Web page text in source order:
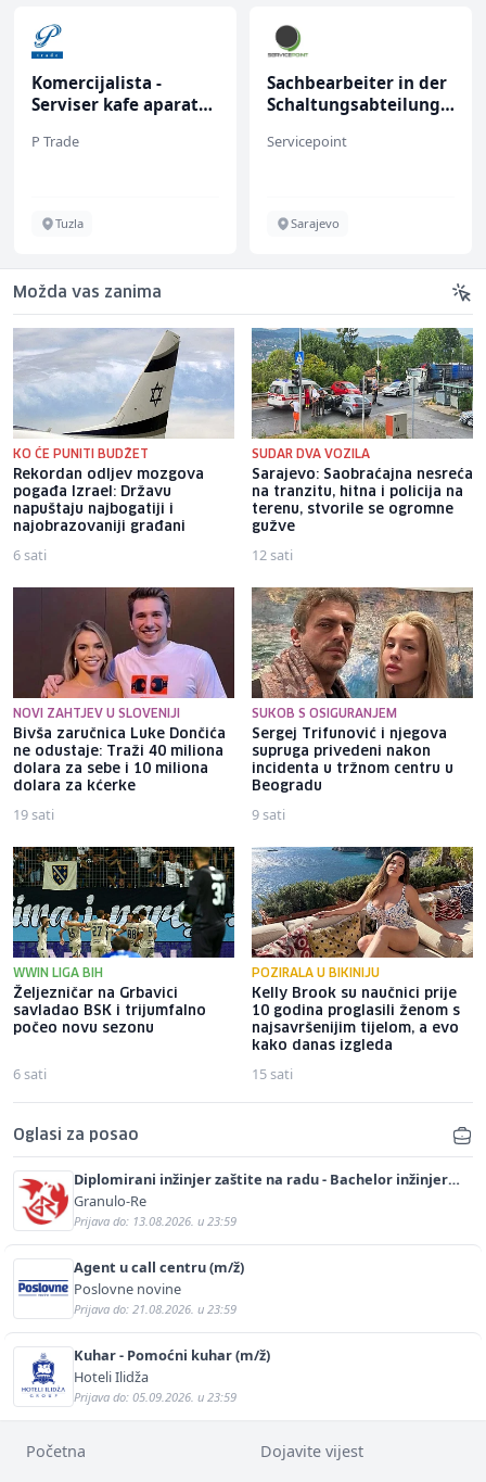
Komercijalista -
Serviser kafe aparata
P Trade
Tuzla
Sachbearbeiter in der
Schaltungsabteilung
Servicepoint
Sarajevo
Možda vas zanima
KO ĆE PUNITI BUDŽET
Rekordan odljev mozgova
pogađa Izrael: Državu
napuštaju najbogatiji i
najobrazovaniji građani
6 sati
SUDAR DVA VOZILA
Sarajevo: Saobraćajna nesreća
na tranzitu, hitna i policija na
terenu, stvorile se ogromne
gužve
12 sati
NOVI ZAHTJEV U SLOVENIJI
Bivša zaručnica Luke Dončića
ne odustaje: Traži 40 miliona
dolara za sebe i 10 miliona
dolara za kćerke
19 sati
SUKOB S OSIGURANJEM
Sergej Trifunović i njegova
supruga privedeni nakon
incidenta u tržnom centru u
Beogradu
9 sati
WWIN LIGA BIH
Željezničar na Grbavici
savladao BSK i trijumfalno
počeo novu sezonu
6 sati
POZIRALA U BIKINIJU
Kelly Brook su naučnici prije
10 godina proglasili ženom s
najsavršenijim tijelom, a evo
kako danas izgleda
15 sati
Oglasi za posao
Diplomirani inžinjer zaštite na radu - Bachelor inžinjer
sigurnosti i pomoći (m/ž)
Granulo-Re
Prijava do: 13.08.2026. u 23:59
Agent u call centru (m/ž)
Poslovne novine
Prijava do: 21.08.2026. u 23:59
Kuhar - Pomoćni kuhar (m/ž)
Hoteli Ilidža
Prijava do: 05.09.2026. u 23:59
Početna Dojavite vijest